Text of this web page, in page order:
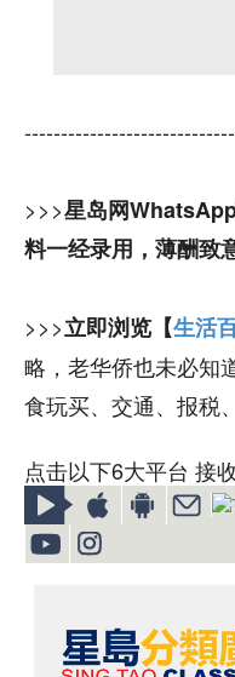
>>>星岛网
料一经录用，薄酬致
>>>立即浏览【生活
略，老华侨也未必知
食玩买、交通、报税
点击以下6大平台 接